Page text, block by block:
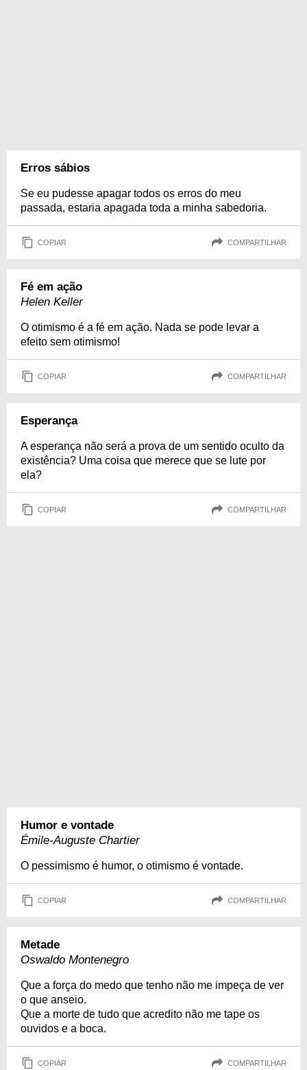
Erros sábios
Se eu pudesse apagar todos os erros do meu
passada, estaria apagada toda a minha sabedoria.
COPIAR COMPARTILHAR
Fé em ação
Helen Keller
O otimismo é a fé em ação. Nada se pode levar a
efeito sem otimismo!
COPIAR COMPARTILHAR
Esperança
A esperança não será a prova de um sentido oculto da
existência? Uma coisa que merece que se lute por
ela?
COPIAR COMPARTILHAR
Humor e vontade
Émile-Auguste Chartier
O pessimismo é humor, o otimismo é vontade.
COPIAR COMPARTILHAR
Metade
Oswaldo Montenegro
Que a força do medo que tenho não me impeça de ver
o que anseio.
Que a morte de tudo que acredito não me tape os
ouvidos e a boca.
COPIAR COMPARTILHAR